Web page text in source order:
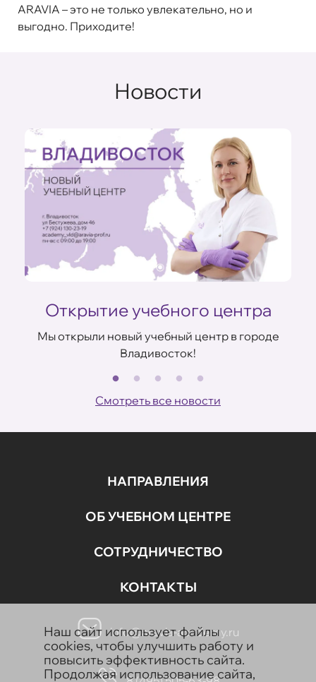
ARAVIA – это не только увлекательно, но и
выгодно. Приходите!
Новости
Открытие учебного центра
Мы открыли новый учебный центр в городе
Владивосток!
Смотреть все новости
НАПРАВЛЕНИЯ
ОБ УЧЕБНОМ ЦЕНТРЕ
СОТРУДНИЧЕСТВО
КОНТАКТЫ
info@aravia-academy.ru
Наш сайт использует файлы
cookies, чтобы улучшить работу и
повысить эффективность сайта.
Продолжая использование сайта,